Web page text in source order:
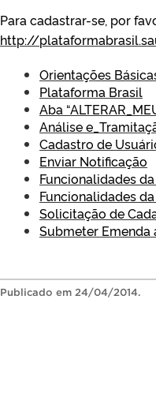
Para cadastrar-se, por
http://
Orientações
Plataforma Brasil
Aba
Análise
Cadastro de
Enviar Notificação
Funcionalidades da
Funcionalidades
Solicitação de
Submeter Emenda
Publicado em 24/04/2014.